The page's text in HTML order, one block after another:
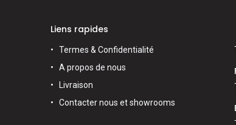
Liens rapides
Termes & Confidentialité
A propos de nous
Livraison
Contacter nous et showrooms